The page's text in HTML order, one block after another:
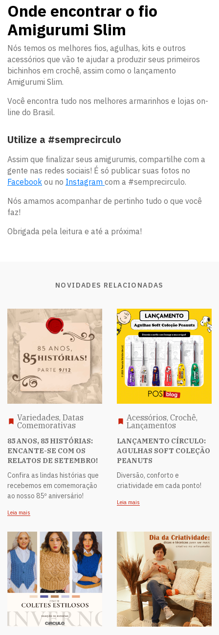
Onde encontrar o fio
Amigurumi Slim
Nós temos os melhores fios, agulhas, kits e outros
acessórios que vão te ajudar a produzir seus primeiros
bichinhos em crochê, assim como o lançamento
Amigurumi Slim.
Você encontra tudo nos melhores armarinhos e lojas on-
line do Brasil.
Utilize a #semprecirculo
Assim que finalizar seus amigurumis, compartilhe com a
gente nas redes sociais! É só publicar suas fotos no
Facebook ou no Instagram com a #semprecirculo.
Nós amamos acompanhar de pertinho tudo o que você
faz!
Obrigada pela leitura e até a próxima!
NOVIDADES RELACIONADAS
Variedades, Datas
Comemorativas
85 ANOS, 85 HISTÓRIAS:
ENCANTE-SE COM OS
RELATOS DE SETEMBRO!
Confira as lindas histórias que
recebemos em comemoração
ao nosso 85º aniversário!
Leia mais
Acessórios, Crochê,
Lançamentos
LANÇAMENTO CÍRCULO:
AGULHAS SOFT COLEÇÃO
PEANUTS
Diversão, conforto e
criatividade em cada ponto!
Leia mais